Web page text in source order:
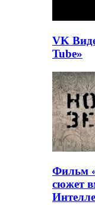
VK
Tube»
Фильм
сюжет